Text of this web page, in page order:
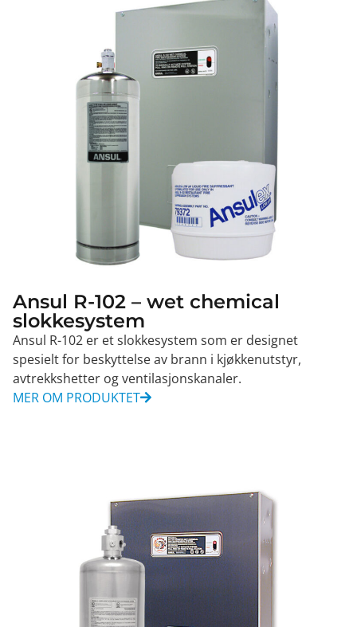
Ansul R-102 – wet chemical
slokkesystem
Ansul R-102 er et slokkesystem som er designet
spesielt for beskyttelse av brann i kjøkkenutstyr,
avtrekkshetter og ventilasjonskanaler.
MER OM PRODUKTET